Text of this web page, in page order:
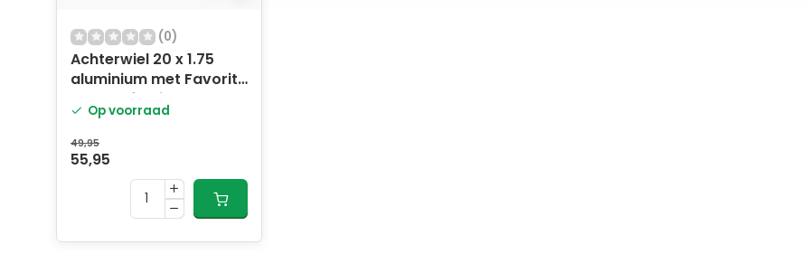
(0)
Achterwiel 20 x 1.75
aluminium met Favorit
remnaaf - zilver
Op voorraad
49,95
55,95